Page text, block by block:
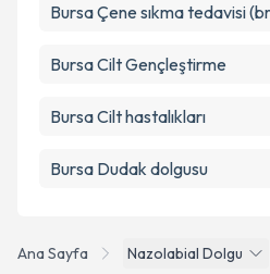
Ana Sayfa Nazolabial Dolgu
Bursa Çene sıkma tedavisi
Bursa Cilt Gençleştirme
Bursa Cilt hastalıkları
Bursa Dudak dolgusu